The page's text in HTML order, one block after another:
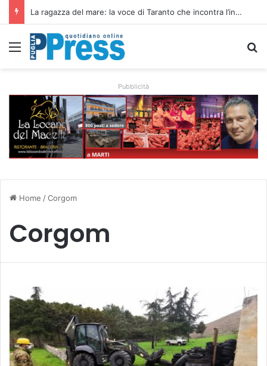
La ragazza del mare: la voce di Taranto che incontra l’indie pop e racconta rinascite
Menu
Pubblicità
Home /Corgom
Corgom